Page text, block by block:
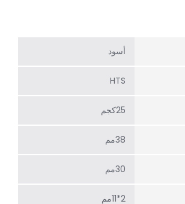
أسود
HTS
25كجم
38مم
30مم
2*11مم